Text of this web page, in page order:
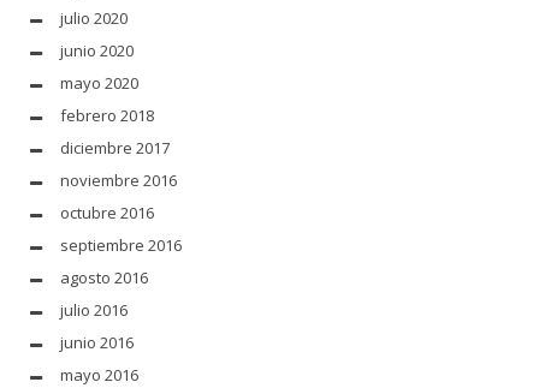
julio 2020
junio 2020
mayo 2020
febrero 2018
diciembre 2017
noviembre 2016
octubre 2016
septiembre 2016
agosto 2016
julio 2016
junio 2016
mayo 2016